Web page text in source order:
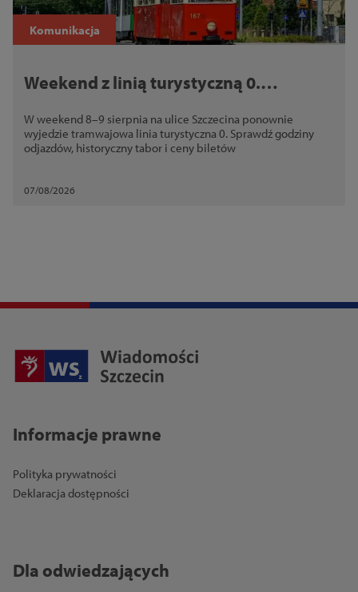
Komunikacja
Weekend z linią turystyczną 0.
W weekend 8–9 sierpnia na ulice Szczecina ponownie
wyjedzie tramwajowa linia turystyczna 0. Sprawdź godziny
odjazdów, historyczny tabor i ceny biletów
07/08/2026
Informacje prawne
Polityka prywatności
Deklaracja dostępności
Dla odwiedzających